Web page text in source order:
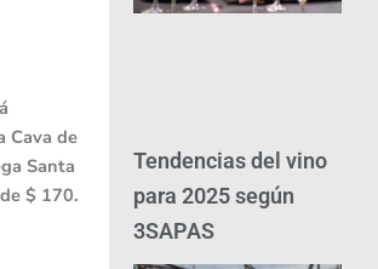
Cava de
Santa
$ 170.
Tendencias del vino
para 2025 según
3SAPAS